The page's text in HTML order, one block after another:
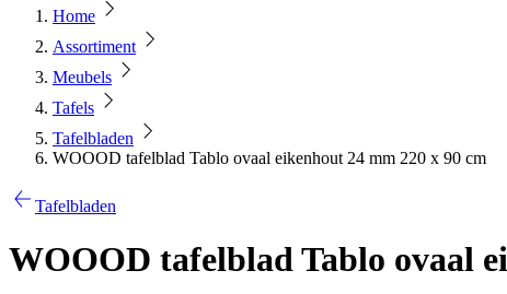
Home
Assortiment
Meubels
Tafels
Tafelbladen
WOOOD tafelblad Tablo ovaal eikenhout 24 mm 220 x 90 cm
Tafelbladen
WOOOD tafelblad Tablo ovaal